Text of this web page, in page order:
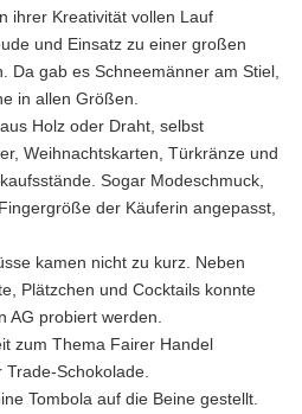
ihrer Kreativität vollen Lauf
und Einsatz zu einer großen
Da gab es Schneemänner am Stiel,
in allen Größen.
Holz oder Draht, selbst
Weihnachtskarten, Türkränze und
Sogar Modeschmuck,
der Käuferin angepasst,
kamen nicht zu kurz. Neben
Plätzchen und Cocktails konnte
AG probiert werden.
zum Thema Fairer Handel
Schokolade.
Tombola auf die Beine gestellt.